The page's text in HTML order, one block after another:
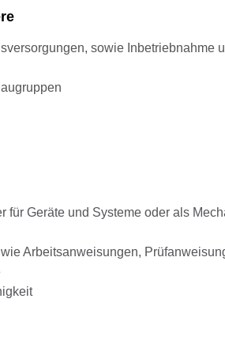
sowie Inbetriebnahme
Geräte und Systeme oder als
Arbeitsanweisungen,